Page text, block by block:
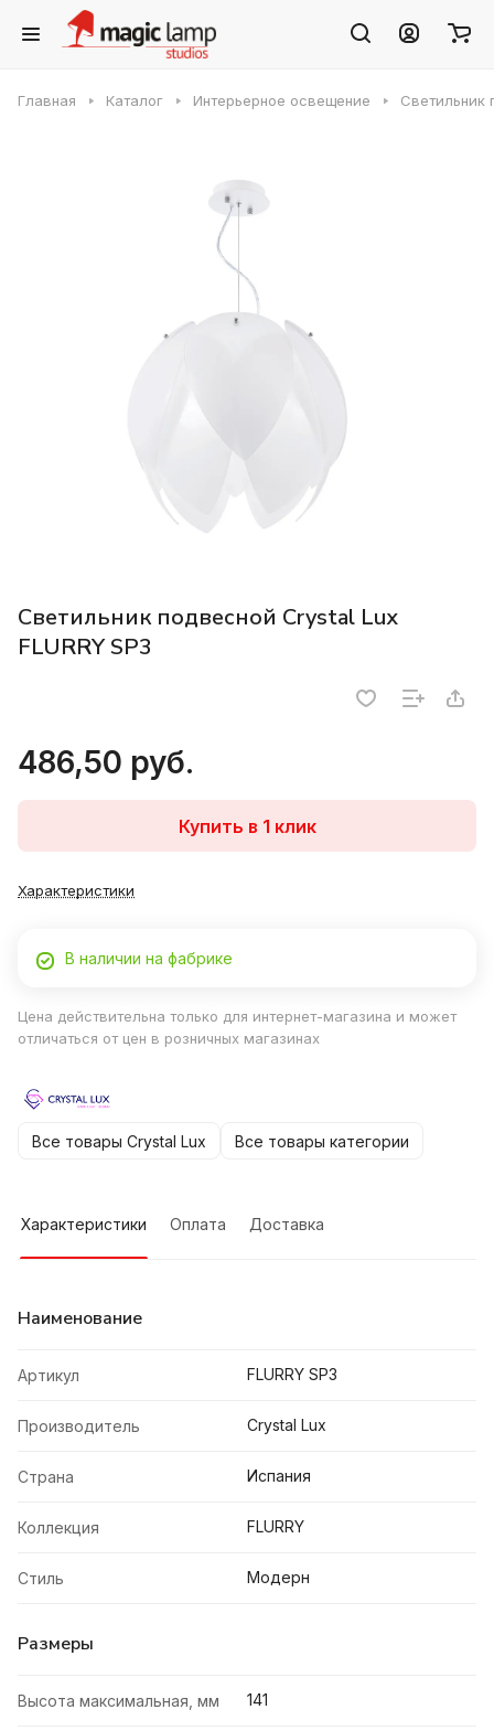
Главная Каталог Интерьерное освещение Светильник
Светильник подвесной Crystal Lux
FLURRY SP3
486,50 руб.
Купить в 1 клик
Характеристики
В наличии на фабрике
Цена действительна только для интернет-магазина и может
отличаться от цен в розничных магазинах
Все товары Crystal Lux Все товары категории
Характеристики Оплата Доставка
Наименование
Артикул FLURRY SP3
Производитель Crystal Lux
Страна Испания
Коллекция FLURRY
Стиль Модерн
Размеры
Высота максимальная, мм 141